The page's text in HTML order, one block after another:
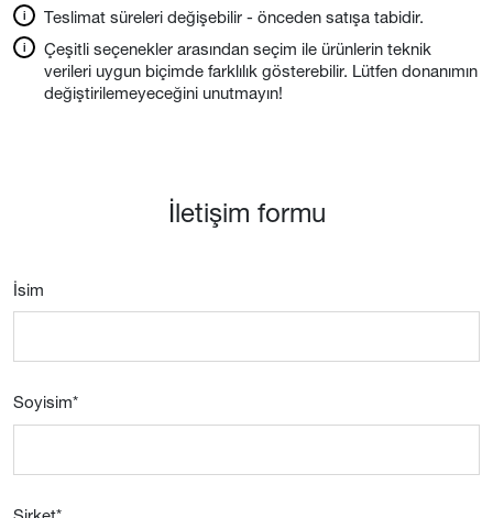
Teslimat süreleri değişebilir - önceden satışa tabidir.
Çeşitli seçenekler arasından seçim ile ürünlerin teknik
verileri uygun biçimde farklılık gösterebilir. Lütfen donanımın
değiştirilemeyeceğini unutmayın!
İletişim formu
İsim
Soyisim*